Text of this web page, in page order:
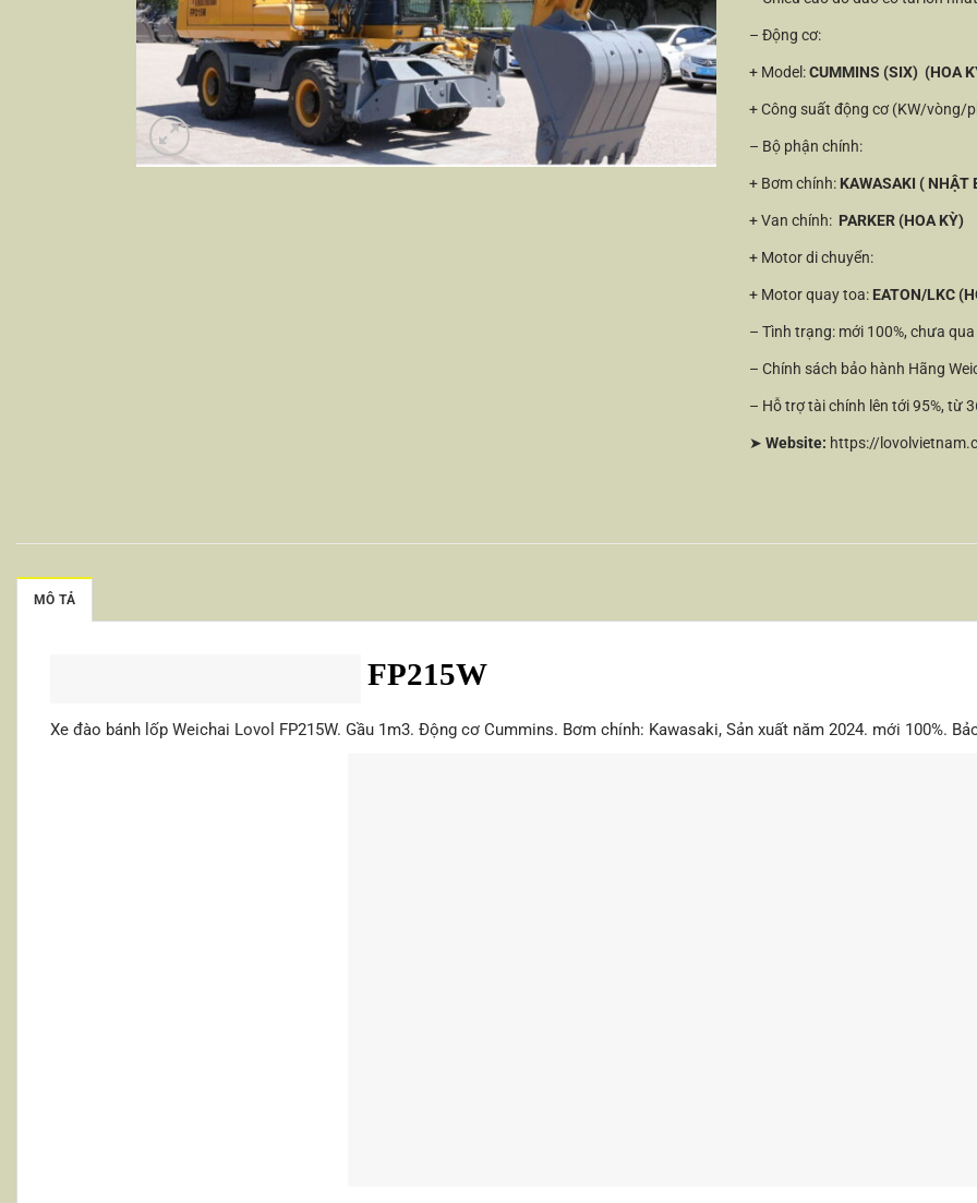
– Động cơ:
+ Model:CUMMINS (SIX) (HOA
+ Công suất động cơ (KW/vòng/
– Bộ phận chính:
+ Bơm chính: KAWASAKI ( NHẬT
+ Van chính: PARKER (HOA KỲ)
+ Motor di chuyển:
+ Motor quay toa: EATON/LKC
– Tình trạng: mới 100%, chưa
– Chính sách bảo hành Hãng
– Hỗ trợ tài chính lên tới 95%, từ
➤ Website: https://
MÔ TẢ
FP215W
Xe đào bánh lốp Weichai Lovol FP215W. Gầu 1m3. Động cơ Cummins. Bơm chính: Kawasaki, Sản xuất năm 2024. mới 100%.